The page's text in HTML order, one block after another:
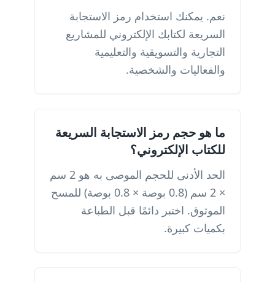
نعم. يمكنك استخدام رمز الاستجابة
السريعة لكتابك الإلكتروني للمشاريع
التجارية والتسويقية والتعليمية
والفعاليات والشخصية.
ما هو حجم رمز الاستجابة السريعة
للكتاب الإلكتروني؟
الحد الأدنى للحجم الموصى به هو 2 سم
× 2 سم (0.8 بوصة × 0.8 بوصة) للمسح
الموثوق. اختبر دائمًا قبل الطباعة
بكميات كبيرة.